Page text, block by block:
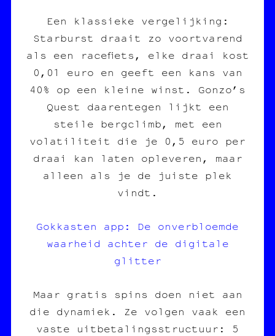
Een klassieke vergelijking:
Starburst draait zo voortvarend
als een racefiets, elke draai kost
0,01 euro en geeft een kans van
40% op een kleine winst. Gonzo’s
Quest daarentegen lijkt een
steile bergclimb, met een
volatiliteit die je 0,5 euro per
draai kan laten opleveren, maar
alleen als je de juiste plek
vindt.
Gokkasten app: De onverbloemde
waarheid achter de digitale
glitter
Maar gratis spins doen niet aan
die dynamiek. Ze volgen vaak een
vaste uitbetalingsstructuur: 5